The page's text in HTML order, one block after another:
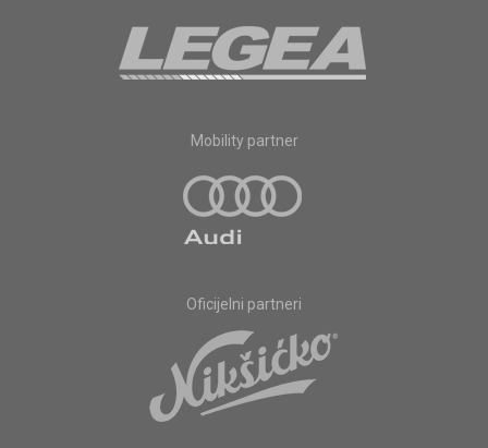
Mobility partner
Oficijelni partneri